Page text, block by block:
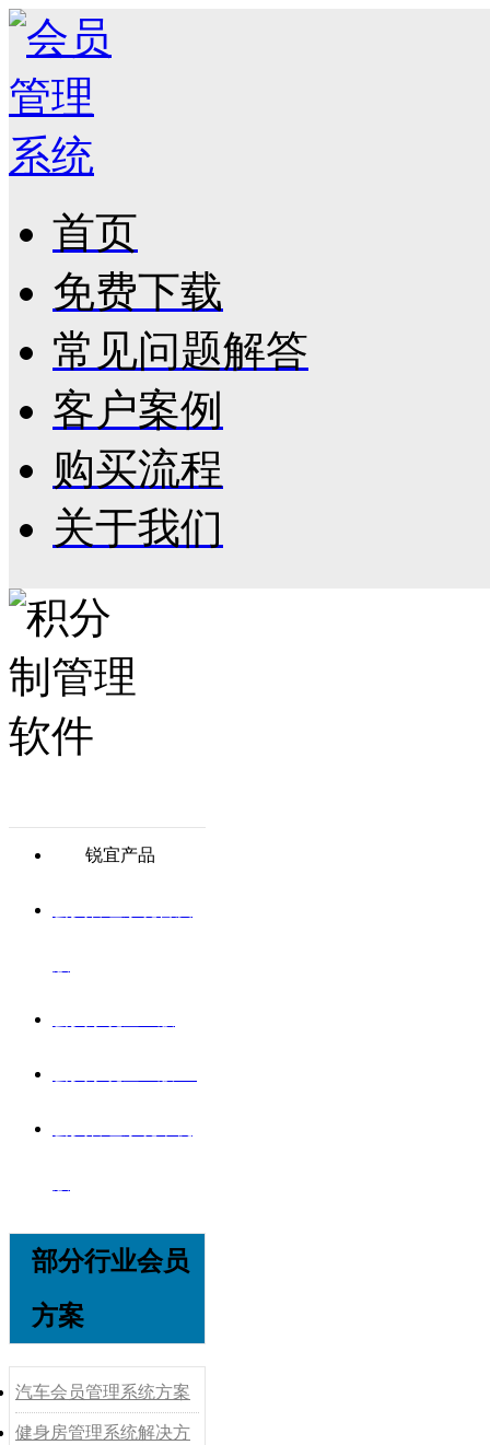
首页
免费下载
常见问题解答
客户案例
购买流程
关于我们
锐宜产品
部分行业会员
方案
汽车会员管理系统方案
健身房管理系统解决方